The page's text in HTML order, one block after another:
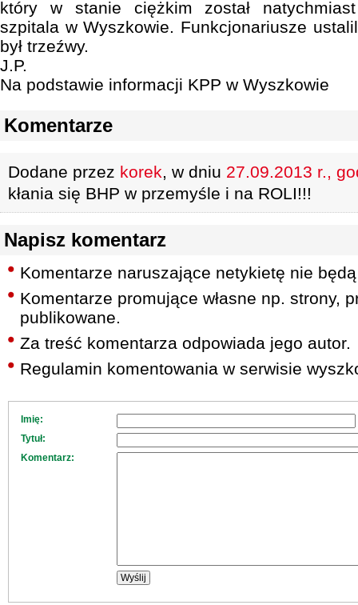
który w stanie ciężkim został
szpitala w Wyszkowie. Funkcjonariusze
był trzeźwy.
J.P.
Na podstawie informacji KPP w Wyszkowie
Komentarze
Dodane przez korek, w dniu 27.09.2013 r.,
kłania się BHP w przemyśle i na ROLI!!!
Napisz komentarz
Komentarze naruszające netykietę nie
Komentarze promujące własne np. strony,
publikowane.
Za treść komentarza odpowiada jego autor.
Regulamin komentowania w serwisie
Imię:
Tytuł:
Komentarz: